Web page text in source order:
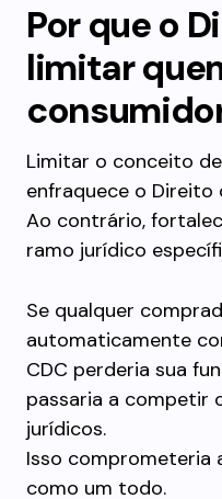
Por que o
limitar
Limitar o conceito
enfraquece o Direito
Ao contrário,
ramo jurídico
Se qualquer
automaticamente
CDC perderia sua
passaria a competir
jurídicos.
Isso comprometeria
como um todo.